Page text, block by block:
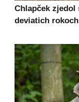
Chlapček zjedol
deviatich